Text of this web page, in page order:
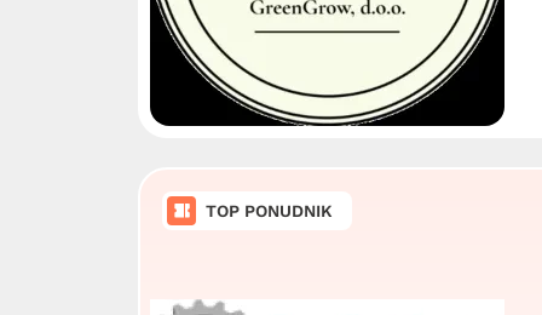
TOP PONUDNIK